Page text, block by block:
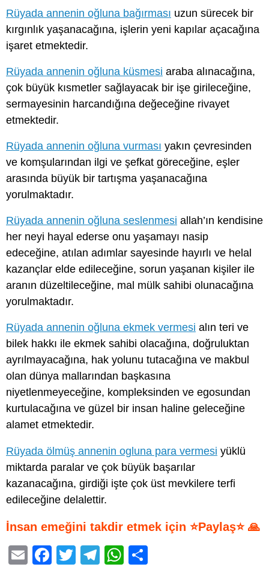
Rüyada annenin oğluna bağırması uzun sürecek bir
kırgınlık yaşanacağına, işlerin yeni kapılar açacağına
işaret etmektedir.
Rüyada annenin oğluna küsmesi araba alınacağına,
çok büyük kısmetler sağlayacak bir işe girileceğine,
sermayesinin harcandığına değeceğine rivayet
etmektedir.
Rüyada annenin oğluna vurması yakın çevresinden
ve komşularından ilgi ve şefkat göreceğine, eşler
arasında büyük bir tartışma yaşanacağına
yorulmaktadır.
Rüyada annenin oğluna seslenmesi allah’ın kendisine
her neyi hayal ederse onu yaşamayı nasip
edeceğine, atılan adımlar sayesinde hayırlı ve helal
kazançlar elde edileceğine, sorun yaşanan kişiler ile
aranın düzeltileceğine, mal mülk sahibi olunacağına
yorulmaktadır.
Rüyada annenin oğluna ekmek vermesi alın teri ve
bilek hakkı ile ekmek sahibi olacağına, doğruluktan
ayrılmayacağına, hak yolunu tutacağına ve makbul
olan dünya mallarından başkasına
niyetlenmeyeceğine, kompleksinden ve egosundan
kurtulacağına ve güzel bir insan haline geleceğine
alamet etmektedir.
Rüyada ölmüş annenin ogluna para vermesi yüklü
miktarda paralar ve çok büyük başarılar
kazanacağına, girdiği işte çok üst mevkilere terfi
edileceğine delalettir.
İnsan emeğini takdir etmek için ⭐Paylaş⭐ 🙏
E
F
T
T
W